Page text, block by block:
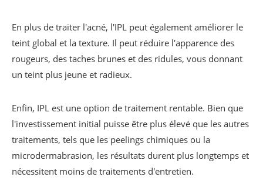
En plus de traiter l'acné, l'IPL peut également améliorer le
teint global et la texture. Il peut réduire l'apparence des
rougeurs, des taches brunes et des ridules, vous donnant
un teint plus jeune et radieux.
Enfin, IPL est une option de traitement rentable. Bien que
l'investissement initial puisse être plus élevé que les autres
traitements, tels que les peelings chimiques ou la
microdermabrasion, les résultats durent plus longtemps et
nécessitent moins de traitements d'entretien.